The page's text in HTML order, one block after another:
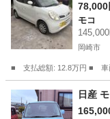
78,000
モコ
岡崎市
■ 支払総額: 12.8万円 ■
愛知 岡崎市 モコ
日産